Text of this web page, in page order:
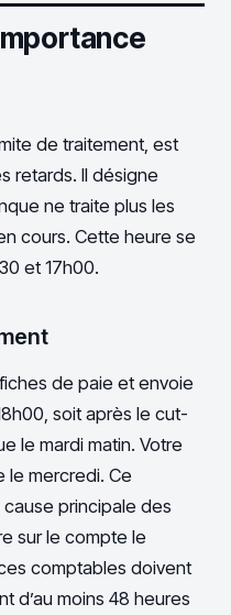
de traitement, est
retards. Il désigne
ne traite plus les
cours. Cette heure se
et 17h00.
de paie et envoie
soit après le cut-
le mardi matin. Votre
le mercredi. Ce
principale des
sur le compte le
comptables doivent
d’au moins 48 heures